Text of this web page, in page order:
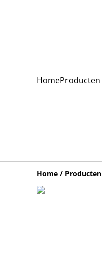
HomeProducten
Home / Producten